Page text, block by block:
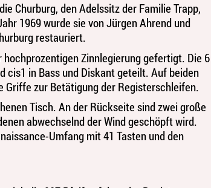
Churburg, den Adelssitz der Familie Trapp,
1969 wurde sie von Jürgen Ahrend und
restauriert.
Zinnlegierung gefertigt. Die 6
cis1 in Bass und Diskant geteilt. Auf beiden
Griffe zur Betätigung der Registerschleifen.
Tisch. An der Rückseite sind zwei große
abwechselnd der Wind geschöpft wird.
Umfang mit 41 Tasten und den